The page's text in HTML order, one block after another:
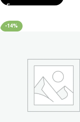
-14%